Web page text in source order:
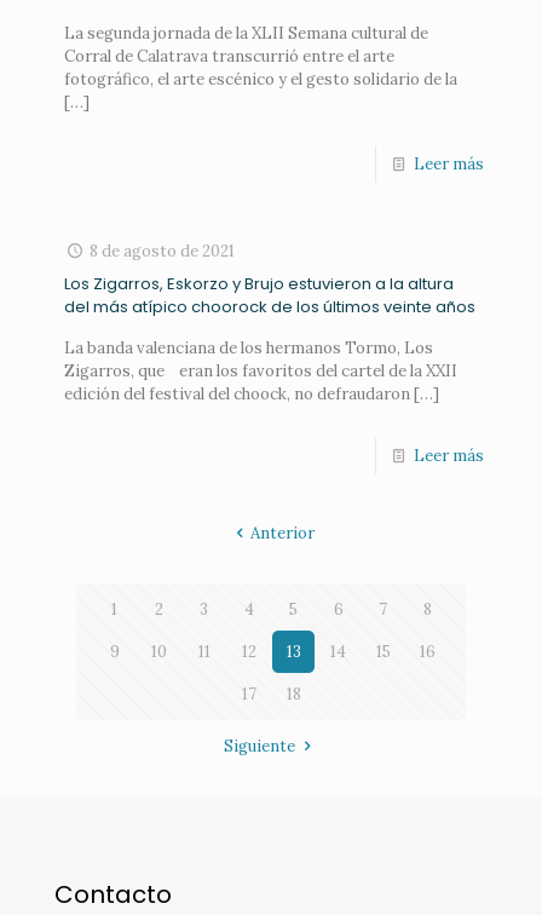
La segunda jornada de la XLII Semana cultural de
Corral de Calatrava transcurrió entre el arte
fotográfico, el arte escénico y el gesto solidario de la
[…]
Leer más
8 de agosto de 2021
Los Zigarros, Eskorzo y Brujo estuvieron a la altura
del más atípico choorock de los últimos veinte años
La banda valenciana de los hermanos Tormo, Los
Zigarros, que eran los favoritos del cartel de la XXII
edición del festival del choock, no defraudaron[…]
Leer más
Anterior
1 2 3 4 5 6 7 8
9 10 11 12 13 14 15 16
17 18
Siguiente
Contacto